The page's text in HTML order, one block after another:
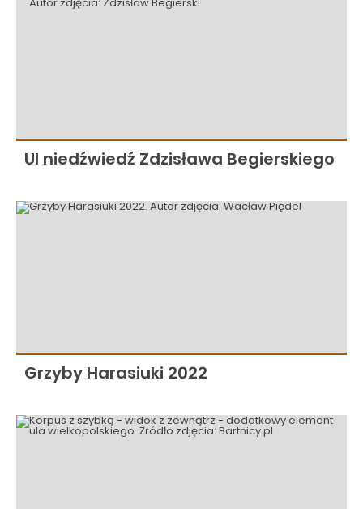
Ul niedźwiedź Zdzisława Begierskiego
Grzyby Harasiuki 2022